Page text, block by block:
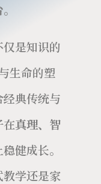
。
是知识的
生命的塑
典传统与
在真理、智
稳健成长。
学还是家